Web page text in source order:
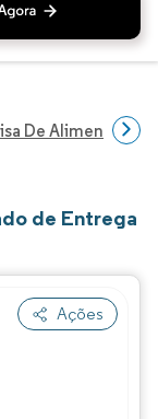
De Alimentos E
de Entrega
Ações